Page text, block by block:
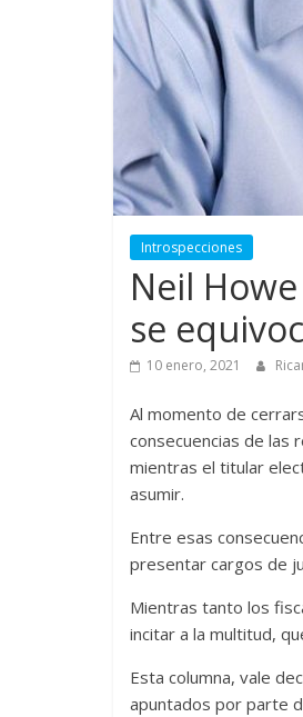
Introspecciones
Neil
se
10 enero, 2021
Al momento de
consecuencias de las
mientras el titular
asumir.
Entre esas
presentar cargos de
Mientras tanto los
incitar a la multitud,
Esta columna, vale
apuntados por parte